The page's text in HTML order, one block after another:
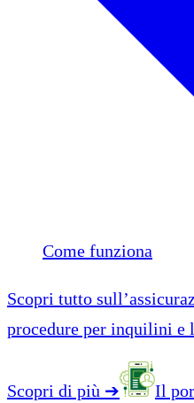
Come funziona
Scopri tutto
procedure per inquilini e
Scopri di più ➔ Il